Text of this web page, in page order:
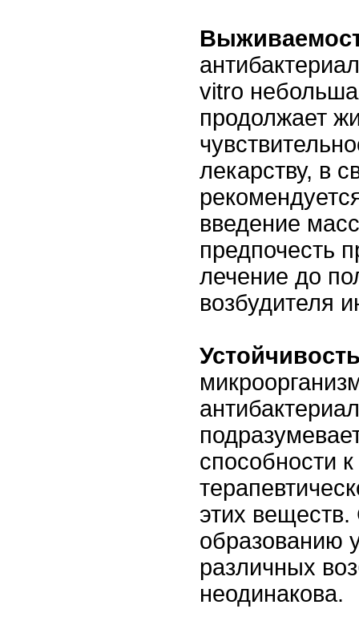
vitro
продолжает
лекарству, в
введение
предпочесть
лечение до
возбудителя
способности
этих
образованию
различных
неодинакова.